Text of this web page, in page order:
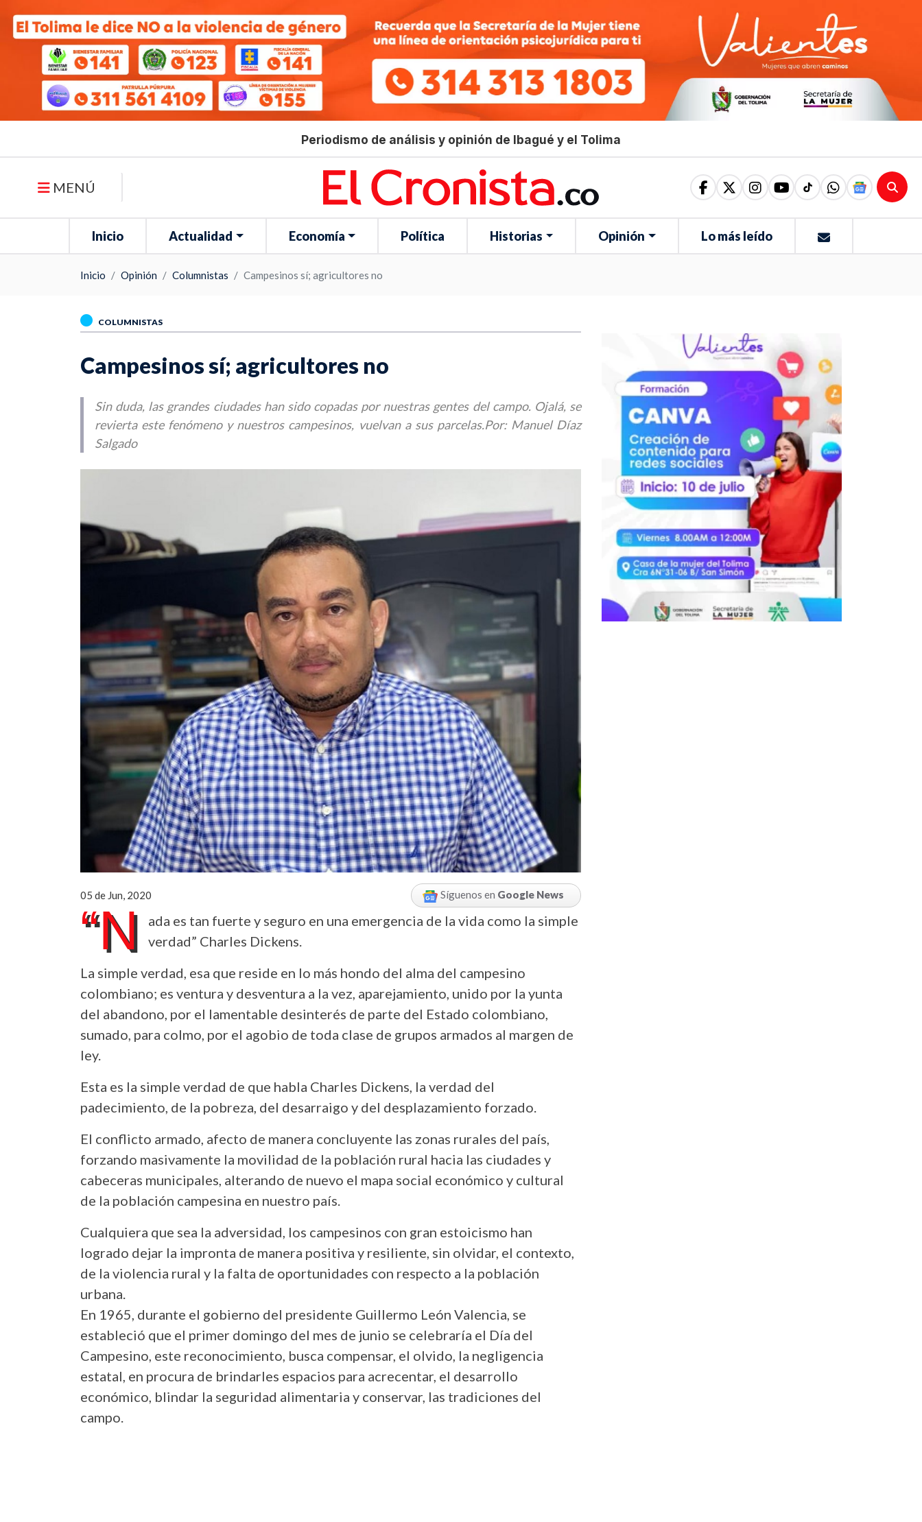
Periodismo de análisis y opinión de Ibagué y el Tolima
MENÚ
Inicio Actualidad Economía Política Historias Opinión Lo más leído
Inicio Opinión Columnistas Campesinos sí; agricultores no
COLUMNISTAS
Campesinos sí; agricultores no
Sin duda, las grandes ciudades han sido copadas por nuestras gentes del campo. Ojalá, se
revierta este fenómeno y nuestros campesinos, vuelvan a sus parcelas.Por: Manuel Díaz
Salgado
05 de Jun, 2020 Síguenos en Google News
“N
ada es tan fuerte y seguro en una emergencia de la vida como la simple
verdad” Charles Dickens.
La simple verdad, esa que reside en lo más hondo del alma del campesino
colombiano; es ventura y desventura a la vez, aparejamiento, unido por la yunta
del abandono, por el lamentable desinterés de parte del Estado colombiano,
sumado, para colmo, por el agobio de toda clase de grupos armados al margen de
ley.
Esta es la simple verdad de que habla Charles Dickens, la verdad del
padecimiento, de la pobreza, del desarraigo y del desplazamiento forzado.
El conflicto armado, afecto de manera concluyente las zonas rurales del país,
forzando masivamente la movilidad de la población rural hacia las ciudades y
cabeceras municipales, alterando de nuevo el mapa social económico y cultural
de la población campesina en nuestro país.
Cualquiera que sea la adversidad, los campesinos con gran estoicismo han
logrado dejar la impronta de manera positiva y resiliente, sin olvidar, el contexto,
de la violencia rural y la falta de oportunidades con respecto a la población
urbana.
En 1965, durante el gobierno del presidente Guillermo León Valencia, se
estableció que el primer domingo del mes de junio se celebraría el Día del
Campesino, este reconocimiento, busca compensar, el olvido, la negligencia
estatal, en procura de brindarles espacios para acrecentar, el desarrollo
económico, blindar la seguridad alimentaria y conservar, las tradiciones del
campo.